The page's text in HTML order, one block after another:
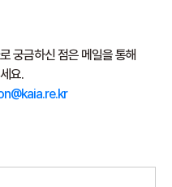
궁금하신 점은 메일을 통해
요.